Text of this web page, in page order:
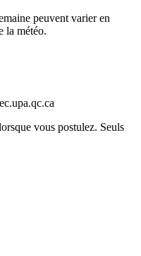
peuvent varier en
la météo.
vous postulez. Seuls